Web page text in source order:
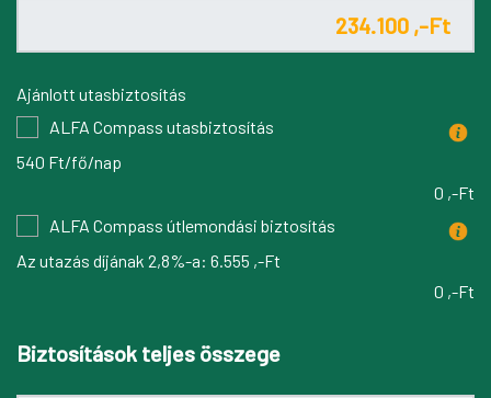
Ajánlott utasbiztosítás
ALFA Compass utasbiztosítás
540 Ft/fő/nap
0 ,-Ft
ALFA Compass útlemondási biztosítás
Az utazás díjának 2,8%-a: 6.555 ,-Ft
0 ,-Ft
Biztosítások teljes összege